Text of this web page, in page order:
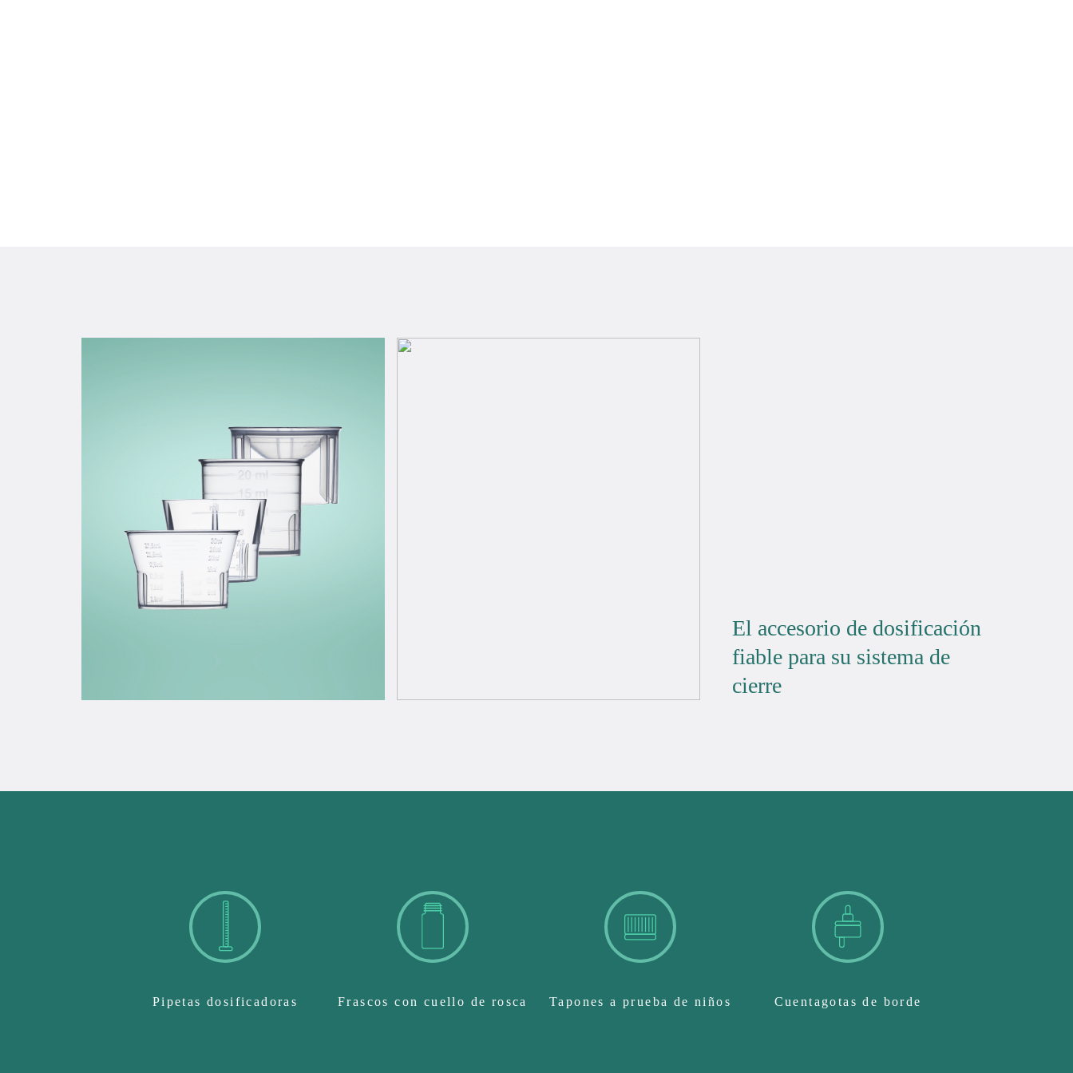
El accesorio de dosificación
fiable para su sistema de
cierre
Pipetas dosificadoras Frascos con cuello de rosca Tapones a prueba de niños Cuentagotas de borde